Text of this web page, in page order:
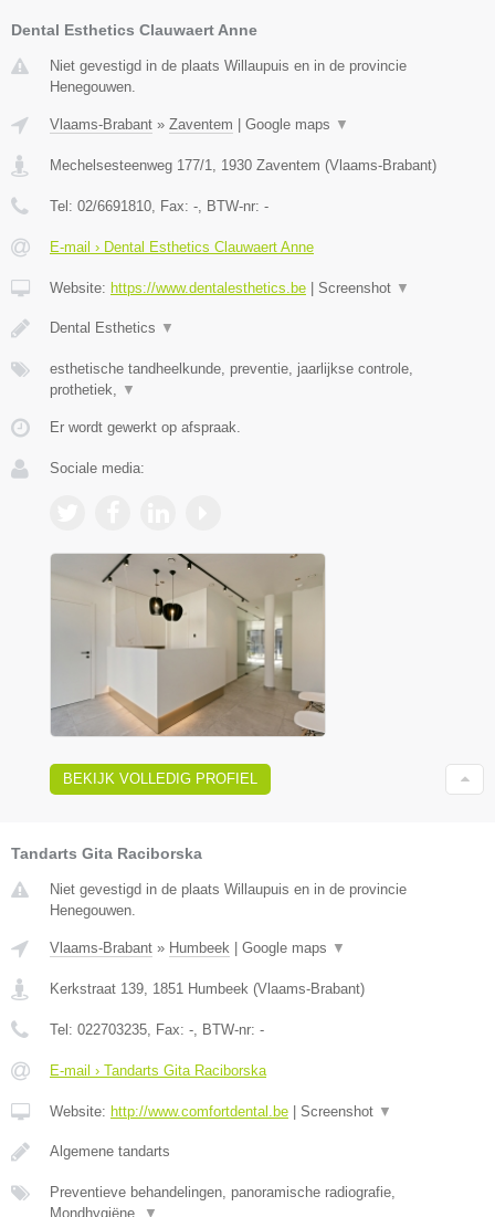
Dental Esthetics Clauwaert Anne
Niet gevestigd in de plaats Willaupuis en in de provincie
Henegouwen.
Vlaams-Brabant » Zaventem Google maps ▼
Mechelsesteenweg 177/1, 1930 Zaventem (Vlaams-Brabant)
Tel: 02/6691810, Fax: -, BTW-nr: -
E-mail › Dental Esthetics Clauwaert Anne
Website: https://www.dentalesthetics.be Screenshot ▼
Dental Esthetics ▼
esthetische tandheelkunde, preventie, jaarlijkse controle,
prothetiek, ▼
Er wordt gewerkt op afspraak.
Sociale media:
BEKIJK VOLLEDIG PROFIEL
Tandarts Gita Raciborska
Niet gevestigd in de plaats Willaupuis en in de provincie
Henegouwen.
Vlaams-Brabant » Humbeek Google maps ▼
Kerkstraat 139 1851 Humbeek (Vlaams-Brabant)
Tel: 022703235 , Fax: - , BTW-nr: -
E-mail › Tandarts Gita Raciborska
Website: http://www.comfortdental.be Screenshot ▼
Algemene tandarts
Preventieve behandelingen, panoramische radiografie,
Mondhygiëne,
▼